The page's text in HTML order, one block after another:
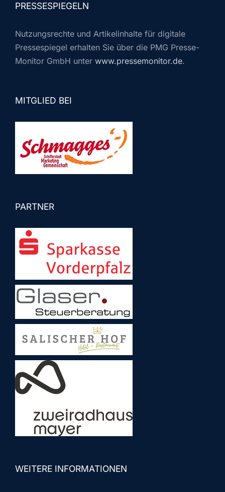
PRESSESPIEGELN
Nutzungsrechte und Artikelinhalte für digitale
Pressespiegel erhalten Sie über die PMG Presse-
Monitor GmbH unter www.pressemonitor.de.
MITGLIED BEI
PARTNER
WEITERE INFORMATIONEN